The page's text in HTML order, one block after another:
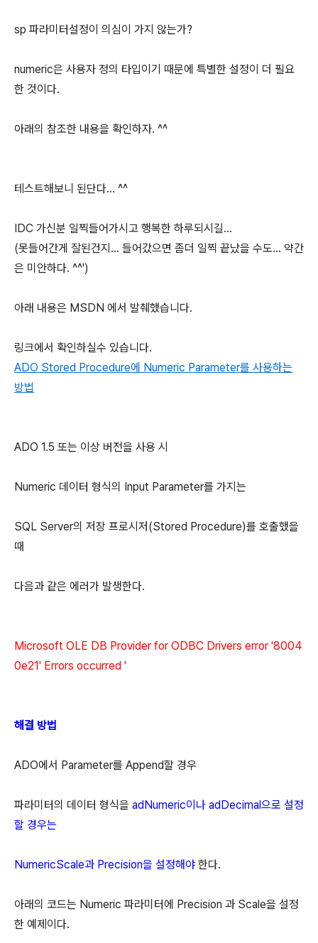
sp 파라미터설정이 의심이 가지 않는가?
numeric은 사용자 정의 타입이기 때문에 특별한 설정이 더 필요
한 것이다.
아래의 참조한 내용을 확인하자. ^^
테스트해보니 된단다... ^^
IDC 가신분 일찍들어가시고 행복한 하루되시길...
(못들어간게 잘된건지... 들어갔으면 좀더 일찍 끝났을 수도... 약간
은 미안하다. ^^')
아래 내용은 MSDN 에서 발췌했습니다.
링크에서 확인하실수 있습니다.
ADO Stored Procedure에 Numeric Parameter를 사용하는
방법
ADO 1.5 또는 이상 버전을 사용 시
Numeric 데이터 형식의 Input Parameter를 가지는
SQL Server의 저장 프로시저(Stored Procedure)를 호출했을
때
다음과 같은 에러가 발생한다.
Microsoft OLE DB Provider for ODBC Drivers error '8004
0e21' Errors occurred '
해결 방법
ADO에서 Parameter를 Append할 경우
파라미터의 데이터 형식을 adNumeric이나 adDecimal으로 설정
할 경우는
NumericScale과 Precision을 설정해야 한다.
아래의 코드는 Numeric 파라미터에 Precision 과 Scale을 설정
한 예제이다.